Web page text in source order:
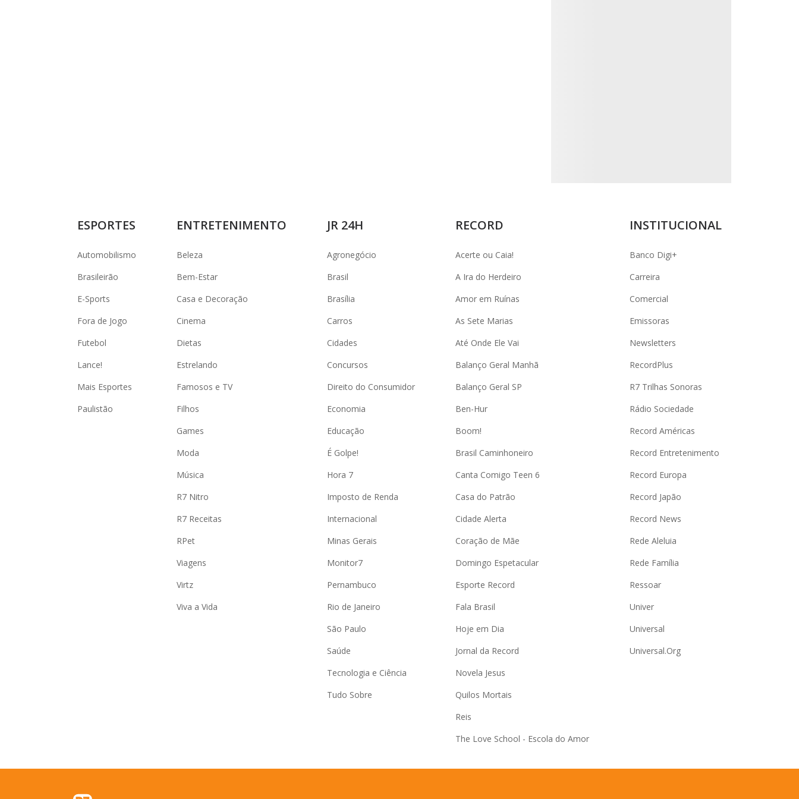
ESPORTES
Automobilismo
Brasileirão
E-Sports
Fora de Jogo
Futebol
Lance!
Mais Esportes
Paulistão
ENTRETENIMENTO
Beleza
Bem-Estar
Casa e Decoração
Cinema
Dietas
Estrelando
Famosos e TV
Filhos
Games
Moda
Música
R7 Nitro
R7 Receitas
RPet
Viagens
Virtz
Viva a Vida
JR 24H
Agronegócio
Brasil
Brasília
Carros
Cidades
Concursos
Direito do Consumidor
Economia
Educação
É Golpe!
Hora 7
Imposto de Renda
Internacional
Minas Gerais
Monitor7
Pernambuco
Rio de Janeiro
São Paulo
Saúde
Tecnologia e Ciência
Tudo Sobre
RECORD
Acerte ou Caia!
A Ira do Herdeiro
Amor em Ruínas
As Sete Marias
Até Onde Ele Vai
Balanço Geral Manhã
Balanço Geral SP
Ben-Hur
Boom!
Brasil Caminhoneiro
Canta Comigo Teen 6
Casa do Patrão
Cidade Alerta
Coração de Mãe
Domingo Espetacular
Esporte Record
Fala Brasil
Hoje em Dia
Jornal da Record
Novela Jesus
Quilos Mortais
Reis
The Love School - Escola do Amor
INSTITUCIONAL
Banco Digi+
Carreira
Comercial
Emissoras
Newsletters
RecordPlus
R7 Trilhas Sonoras
Rádio Sociedade
Record Américas
Record Entretenimento
Record Europa
Record Japão
Record News
Rede Aleluia
Rede Família
Ressoar
Univer
Universal
Universal.Org